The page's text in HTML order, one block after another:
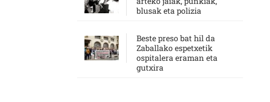
blusak eta polizia
Beste preso bat hil da
Zaballako espetxetik
ospitalera eraman eta
gutxira